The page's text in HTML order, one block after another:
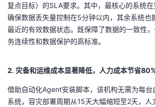
复点目标）的SLA要求。其中，最核心的系统
确保数据丢失量控制在5分钟以内，其余系统也
最近的有效数据状态。既保障了数据的一致性
务连续性和数据保护的高标准。
2. 灾备和运维成本显著降低，人力成本节省
借助自动化Agent安装脚本，该机构无需为每台
系统，容灾部署周期从15天大幅缩短至2天，人